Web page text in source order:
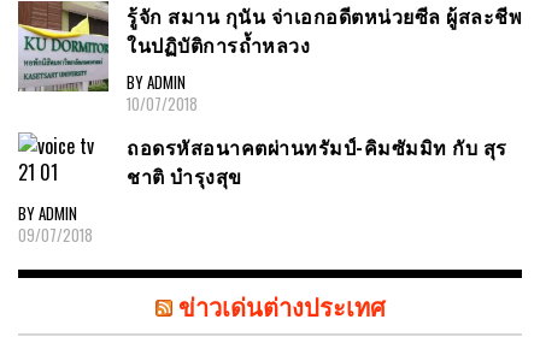
รู้จัก สมาน กุนัน จ่าเอกอดีตหน่วยซีล ผู้สละชีพ
ในปฏิบัติการถ้ำหลวง
BY ADMIN
10/07/2018
ถอดรหัสอนาคตผ่านทรัมป์-คิมซัมมิท กับ สุร
ชาติ บำรุงสุข
BY ADMIN
09/07/2018
ข่าวเด่นต่างประเทศ